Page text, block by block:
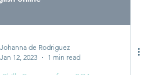
Johanna de Rodriguez
Jan 12, 2023
1 min read